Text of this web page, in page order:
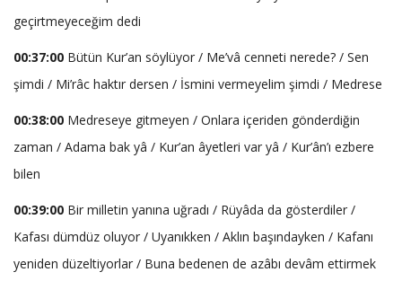
geçirtmeyeceğim dedi
00:37:00 Bütün Kur’an söylüyor / Me’vâ cenneti nerede? / Sen
şimdi / Mi’râc haktır dersen / İsmini vermeyelim şimdi / Medrese
00:38:00 Medreseye gitmeyen / Onlara içeriden gönderdiğin
zaman / Adama bak yâ / Kur’an âyetleri var yâ / Kur’ân’ı ezbere
bilen
00:39:00 Bir milletin yanına uğradı / Rüyâda da gösterdiler /
Kafası dümdüz oluyor / Uyanıkken / Aklın başındayken / Kafanı
yeniden düzeltiyorlar / Buna bedenen de azâbı devâm ettirmek